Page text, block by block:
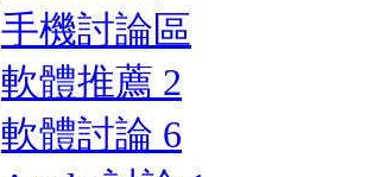
手機討論區
軟體推薦 2
軟體討論 6